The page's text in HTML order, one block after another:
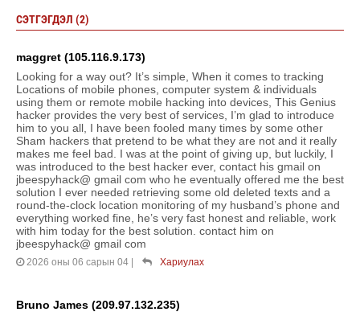
СЭТГЭГДЭЛ (2)
maggret (105.116.9.173)
Looking for a way out? It’s simple, When it comes to tracking
Locations of mobile phones, computer system & individuals
using them or remote mobile hacking into devices, This Genius
hacker provides the very best of services, I’m glad to introduce
him to you all, I have been fooled many times by some other
Sham hackers that pretend to be what they are not and it really
makes me feel bad. I was at the point of giving up, but luckily, I
was introduced to the best hacker ever, contact his gmail on
jbeespyhack@ gmail com who he eventually offered me the best
solution I ever needed retrieving some old deleted texts and a
round-the-clock location monitoring of my husband’s phone and
everything worked fine, he’s very fast honest and reliable, work
with him today for the best solution. contact him on
jbeespyhack@ gmail com
2026 оны 06 сарын 04 | Хариулах
Bruno James (209.97.132.235)